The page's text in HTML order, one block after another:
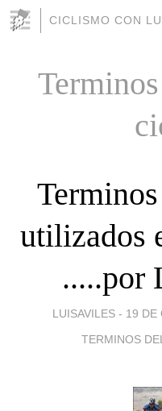
CICLISMO CON
utilizados
.....por
LUISAVILES - 19 DE
TERMINOS